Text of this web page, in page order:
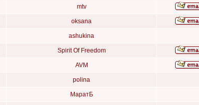
mtv
oksana
ashukina
Spirit Of Freedom
AVM
polina
МаратБ